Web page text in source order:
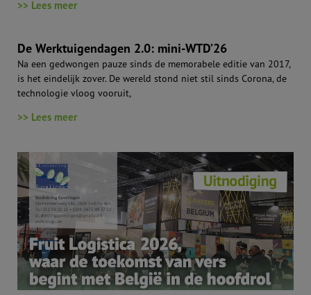
>> Lees meer
De Werktuigendagen 2.0: mini-WTD’26
Na een gedwongen pauze sinds de memorabele editie van 2017,
is het eindelijk zover. De wereld stond niet stil sinds Corona, de
technologie vloog vooruit,
>> Lees meer